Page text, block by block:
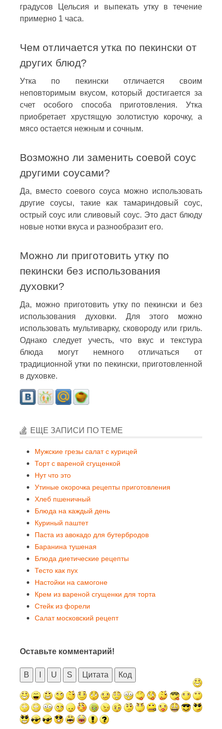
градусов Цельсия и выпекать утку в течение
примерно 1 часа.
Чем отличается утка по пекински от
других блюд?
Утка по пекински отличается своим
неповторимым вкусом, который достигается за
счет особого способа приготовления. Утка
приобретает хрустящую золотистую корочку, а
мясо остается нежным и сочным.
Возможно ли заменить соевой соус
другими соусами?
Да, вместо соевого соуса можно использовать
другие соусы, такие как тамариндовый соус,
острый соус или сливовый соус. Это даст блюду
новые нотки вкуса и разнообразит его.
Можно ли приготовить утку по
пекински без использования
духовки?
Да, можно приготовить утку по пекински и без
использования духовки. Для этого можно
использовать мультиварку, сковороду или гриль.
Однако следует учесть, что вкус и текстура
блюда могут немного отличаться от
традиционной утки по пекински, приготовленной
в духовке.
ЕЩЕ ЗАПИСИ ПО ТЕМЕ
Мужские грезы салат с курицей
Торт с вареной сгущенкой
Нут что это
Утиные окорочка рецепты приготовления
Хлеб пшеничный
Блюда на каждый день
Куриный паштет
Паста из авокадо для бутербродов
Баранина тушеная
Блюда диетические рецепты
Тесто как пух
Настойки на самогоне
Крем из вареной сгущенки для торта
Стейк из форели
Салат московский рецепт
Оставьте комментарий!
B U S Цитата Код